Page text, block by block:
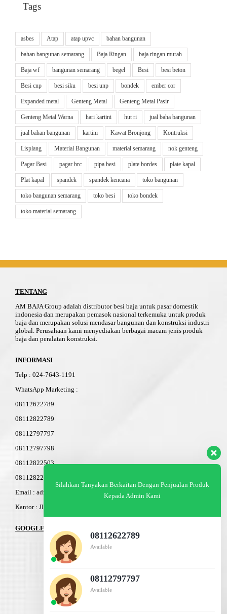
Tags
asbes Atap atap upvc bahan bangunan
bahan bangunan semarang Baja Ringan baja ringan murah
Baja wf bangunan semarang begel Besi besi beton
Besi cnp besi siku besi unp bondek ember cor
Expanded metal Genteng Metal Genteng Metal Pasir
Genteng Metal Warna hari kartini hut ri jual baha bangunan
jual bahan bangunan kartini Kawat Bronjong Kontruksi
Lisplang Material Bangunan material semarang nok genteng
Pagar Besi pagar brc pipa besi plate bordes plate kapal
Plat kapal spandek spandek kencana toko bangunan
toko bangunan semarang toko besi toko bondek
toko material semarang
TENTANG
AM BAJA Group adalah distributor besi baja untuk pasar domestik
indonesia dan merupakan pemasok nasional terkemuka untuk produk
baja dan merupakan solusi mendasar bangunan dan konstruksi industri
global. Perusahaan kami menyediakan berbagai macam jenis produk
baja dan peralatan konstruksi.
INFORMASI
Telp : 024-7643-1191
WhatsApp Marketing :
08112622789
08112822789
08112797797
08112797798
08112822503
08112822603
Email : admin@am-baja.com
Kantor : Jl. Gatot Subroto 7b Semarang.
GOOGLE MAPS
Silahkan Tanyakan Berkaitan Dengan Penjualan Produk
Kepada Admin Kami
08112622789
Available
08112797797
Available